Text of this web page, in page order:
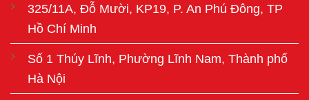
325/11A, Đỗ Mười, KP19, P. An Phú Đông, TP
Hồ Chí Minh
Số 1 Thúy Lĩnh, Phường Lĩnh Nam, Thành phố
Hà Nội